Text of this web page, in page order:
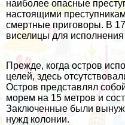
наиболее опасные
настоящими
смертные приговоры. В
виселицы для
Прежде, когда остров
целей, здесь
Остров представлял
морем на 15 метров и
Заключенные были
нужд колонии.